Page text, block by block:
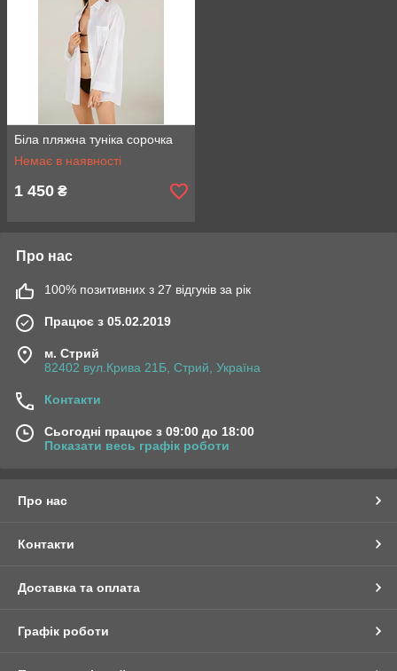
Біла пляжна туніка сорочка
Немає в наявності
1 450 ₴
Про нас
100% позитивних з 27 відгуків за рік
Працює з 05.02.2019
м. Стрий
82402 вул.Крива 21Б, Стрий, Україна
Контакти
Сьогодні працює з 09:00 до 18:00
Показати весь графік роботи
Про нас
Контакти
Доставка та оплата
Графік роботи